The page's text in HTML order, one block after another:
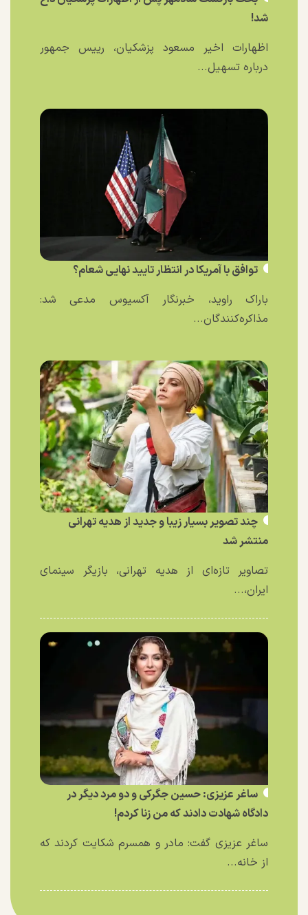
شد!
اظهارات اخیر مسعود پزشکیان، رییس جمهور
درباره تسهیل...
توافق با آمریکا در انتظار تایید نهایی شعام؟
باراک راوید، خبرنگار آکسیوس مدعی شد:
مذاکره‌کنندگان...
چند تصویر بسیار زیبا و جدید از هدیه تهرانی
منتشر شد
تصاویر تازه‌ای از هدیه تهرانی، بازیگر سینمای
ایران،...
ساغر عزیزی: حسین جگرکی و دو مرد دیگر در
دادگاه شهادت دادند که من زنا کردم!
ساغر عزیزی گفت: مادر و همسرم شکایت کردند که
از خانه...